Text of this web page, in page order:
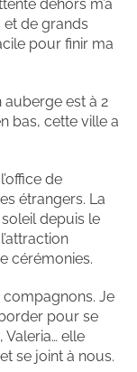
dehors m’a
et de grands
pour finir ma
est à 2
bas, cette ville a
de
étrangers. La
depuis le
cérémonies.
compagnons. Je
pour se
elle
se joint à nous.